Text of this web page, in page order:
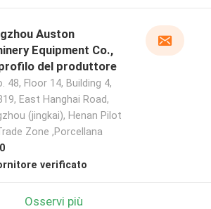
un messaggio
richiameremo presto!
Auston
Equipment Co.,
del produttore
48, Floor 14, Building 4,
East Hanghai Road,
(jingkai), Henan Pilot
Zone ,Porcellana
verificato
Osservi più